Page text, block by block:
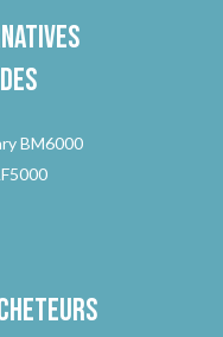
BM6000